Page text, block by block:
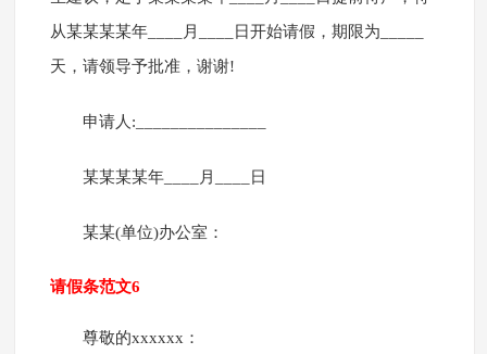
从某某某某年____月____日开始请假，期限为_____
天，请领导予批准，谢谢!
申请人:_______________
某某某某年____月____日
某某(单位)办公室：
请假条范文6
尊敬的xxxxxx：